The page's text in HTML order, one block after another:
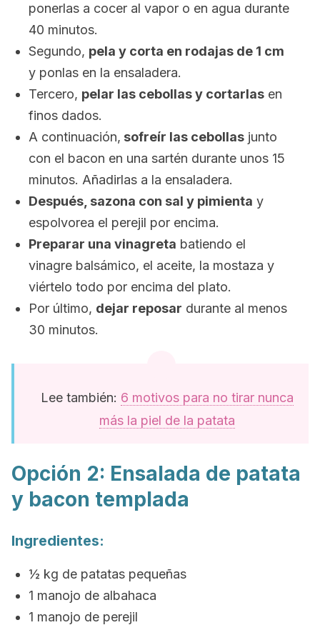
ponerlas a cocer al vapor o en agua durante
40 minutos.
Segundo, pela y corta en rodajas de 1 cm
y ponlas en la ensaladera.
Tercero, pelar las cebollas y cortarlas en
finos dados.
A continuación, sofreír las cebollas junto
con el bacon en una sartén durante unos 15
minutos. Añadirlas a la ensaladera.
Después, sazona con sal y pimienta y
espolvorea el perejil por encima.
Preparar una vinagreta batiendo el
vinagre balsámico, el aceite, la mostaza y
viértelo todo por encima del plato.
Por último, dejar reposar durante al menos
30 minutos.
Lee también: 6 motivos para no tirar nunca
más la piel de la patata
Opción 2: Ensalada de patata
y bacon templada
Ingredientes:
½ kg de patatas pequeñas
1 manojo de albahaca
1 manojo de perejil